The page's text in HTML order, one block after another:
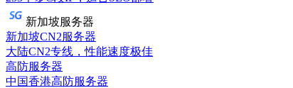
新加坡服务器
新加坡CN2服务器
大陆CN2专线，性能速度极佳
高防服务器
中国香港高防服务器